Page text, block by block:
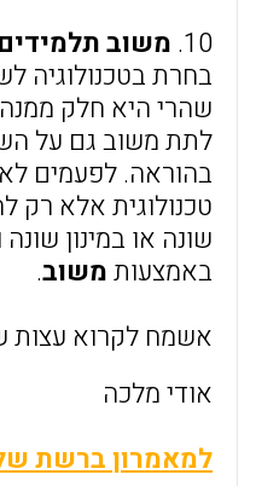
10. משוב
בחרת בטכנולוגיה
שהרי היא חלק
לתת משוב גם על
בהוראה. לפעמים
טכנולוגית אלא
שונה או במינון
באמצעותמשוב.
אשמח לקרוא עצות
אודי מלכה
למאמרון ברשת